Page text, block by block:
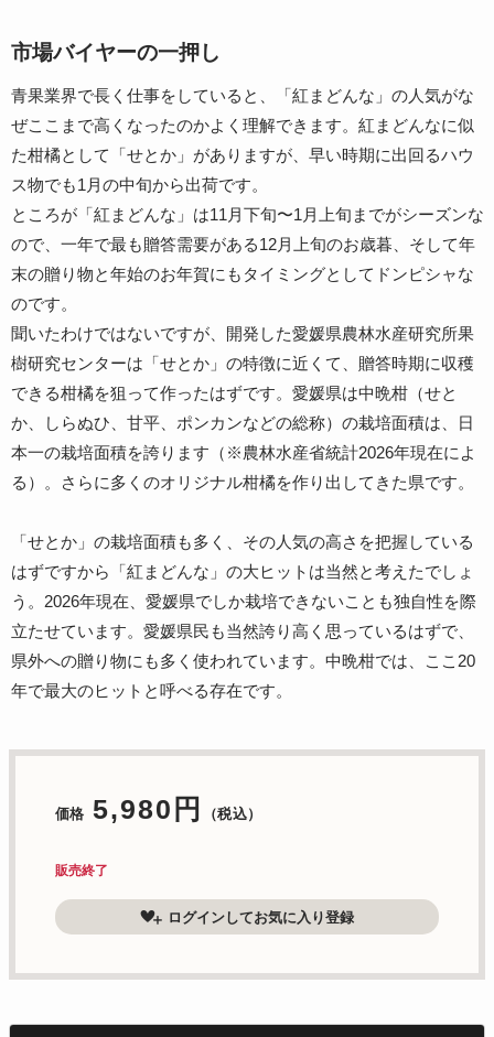
市場バイヤーの一押し
青果業界で長く仕事をしていると、「紅まどんな」の人気がな
ぜここまで高くなったのかよく理解できます。紅まどんなに似
た柑橘として「せとか」がありますが、早い時期に出回るハウ
ス物でも1月の中旬から出荷です。
ところが「紅まどんな」は11月下旬〜1月上旬までがシーズンな
ので、一年で最も贈答需要がある12月上旬のお歳暮、そして年
末の贈り物と年始のお年賀にもタイミングとしてドンピシャな
のです。
聞いたわけではないですが、開発した愛媛県農林水産研究所果
樹研究センターは「せとか」の特徴に近くて、贈答時期に収穫
できる柑橘を狙って作ったはずです。愛媛県は中晩柑（せと
か、しらぬひ、甘平、ポンカンなどの総称）の栽培面積は、日
本一の栽培面積を誇ります（※農林水産省統計2026年現在によ
る）。さらに多くのオリジナル柑橘を作り出してきた県です。
「せとか」の栽培面積も多く、その人気の高さを把握している
はずですから「紅まどんな」の大ヒットは当然と考えたでしょ
う。2026年現在、愛媛県でしか栽培できないことも独自性を際
立たせています。愛媛県民も当然誇り高く思っているはずで、
県外への贈り物にも多く使われています。中晩柑では、ここ20
年で最大のヒットと呼べる存在です。
価格 5,980円 （税込）
販売終了
ログインしてお気に入り登録